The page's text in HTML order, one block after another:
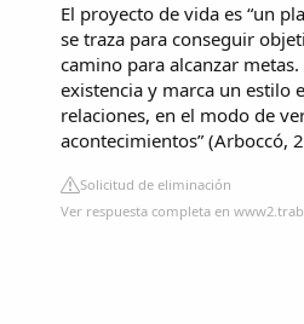
El proyecto de vida es “un
se traza para conseguir
camino para alcanzar
existencia y marca un estilo
relaciones, en el modo de
acontecimientos” (Arboccó,
Solicitud de eliminación
Ver respuesta completa en